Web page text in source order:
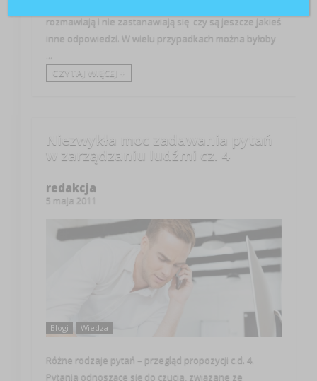
rozmawiają i nie zastanawiają się czy są jeszcze jakieś
inne odpowiedzi. W wielu przypadkach można byłoby
...
CZYTAJ WIĘCEJ +
Niezwykła moc zadawania pytań
w zarządzaniu ludźmi cz. 4
redakcja
5 maja 2011
Blogi Wiedza
Różne rodzaje pytań – przegląd propozycji c.d. 4.
Pytania odnoszące się do czucia, związane ze